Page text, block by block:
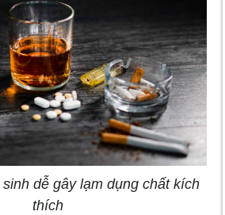
dễ gây lạm dụng chất kích
thích